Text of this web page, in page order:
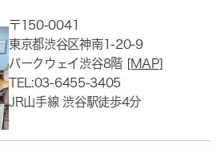
〒150-0041
東京都渋谷区神南1-20-9
パークウェイ渋谷8階 [MAP]
TEL:03-6455-3405
JR山手線 渋谷駅徒歩4分